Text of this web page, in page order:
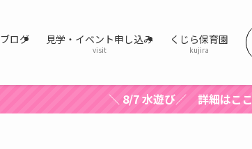
ログ 見学・イベント申し込み
visit
くじら保育園
kujira
＼ 8/7 水遊び／ 詳細はここをクリック！